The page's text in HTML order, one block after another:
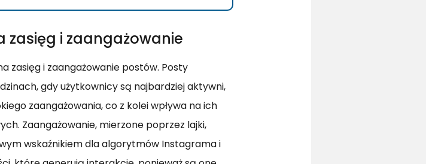
zasięg i zaangażowanie
zasięg i zaangażowanie postów. Posty
gdy użytkownicy są najbardziej aktywni,
zaangażowania, co z kolei wpływa na ich
Zaangażowanie, mierzone poprzez lajki,
wskaźnikiem dla algorytmów Instagrama i